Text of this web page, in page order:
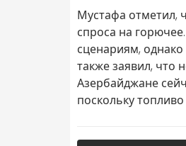
Мустафа отметил,
спроса на
сценариям,
также заявил, что
Азербайджане
поскольку